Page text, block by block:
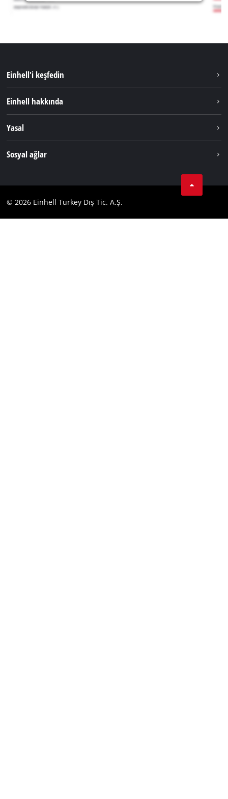
Einhell'i keşfedin
Hizmetler
Einhell hakkında
Yasal
Uyumluluk
Sosyal ağlar
YouТube
© 2026 Einhell Turkey Dış Tic. A.Ş.